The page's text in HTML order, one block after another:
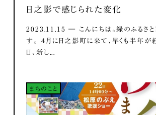
日之影で感じられた変化
2023.11.15 ― こんにちは。緑のふるさ
す。 ４月に日之影町に来て、早くも半年が
日、新し...
まちのこと